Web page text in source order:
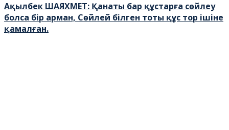
Ақылбек ШАЯХМЕТ: Қанаты бар құстарға сөйлеу
болса бір арман, Сөйлей білген тоты құс тор ішіне
қамалған.